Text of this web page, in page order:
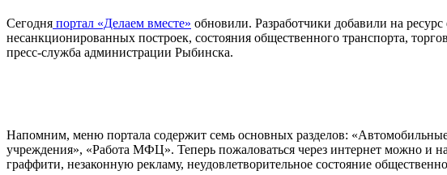
Сегодня портал «Делаем вместе» обновили. Разработчики добавили на
несанкционированных построек, состояния общественного транспорта,
пресс-служба администрации Рыбинска.
Напомним, меню портала содержит семь основных разделов:
учреждения», «Работа МФЦ». Теперь пожаловаться через интернет можно и
граффити, незаконную рекламу, неудовлетворительное состояние